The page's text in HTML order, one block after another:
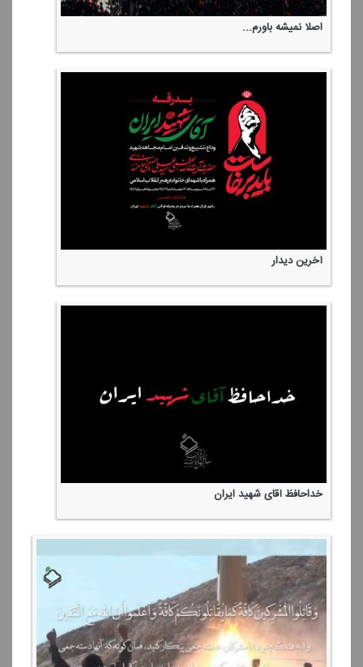
اصلا نمیشه باورم...
آخرین دیدار
خداحافظ آقای شهید ایران